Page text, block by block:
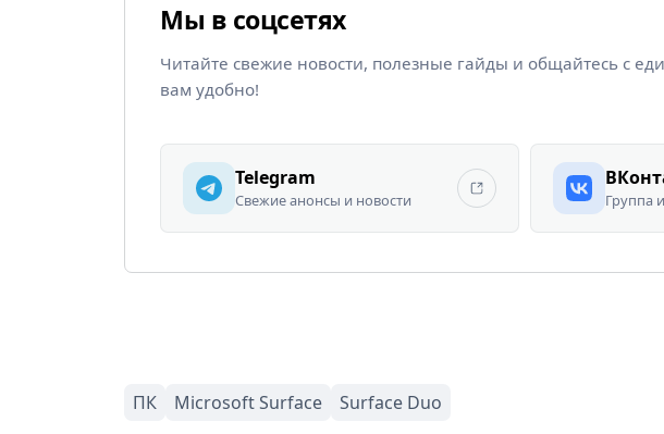
Мы в соцсетях
Читайте свежие новости, полезные гайды и общайтесь с
вам удобно!
Telegram
Свежие анонсы и новости Группа